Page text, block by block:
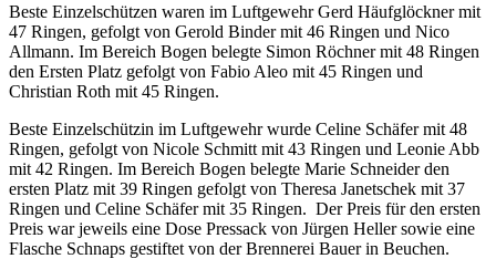
Beste Einzelschützen waren im Luftgewehr Gerd Häufglöckner mit
47 Ringen, gefolgt von Gerold Binder mit 46 Ringen und Nico
Allmann. Im Bereich Bogen belegte Simon Röchner mit 48 Ringen
den Ersten Platz gefolgt von Fabio Aleo mit 45 Ringen und
Christian Roth mit 45 Ringen.
Beste Einzelschützin im Luftgewehr wurde Celine Schäfer mit 48
Ringen, gefolgt von Nicole Schmitt mit 43 Ringen und Leonie Abb
mit 42 Ringen. Im Bereich Bogen belegte Marie Schneider den
ersten Platz mit 39 Ringen gefolgt von Theresa Janetschek mit 37
Ringen und Celine Schäfer mit 35 Ringen. Der Preis für den ersten
Preis war jeweils eine Dose Pressack von Jürgen Heller sowie eine
Flasche Schnaps gestiftet von der Brennerei Bauer in Beuchen.